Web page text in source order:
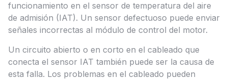
funcionamiento en el sensor de temperatura del aire
de admisión (IAT). Un sensor defectuoso puede enviar
señales incorrectas al módulo de control del motor.
Un circuito abierto o en corto en el cableado que
conecta el sensor IAT también puede ser la causa de
esta falla. Los problemas en el cableado pueden